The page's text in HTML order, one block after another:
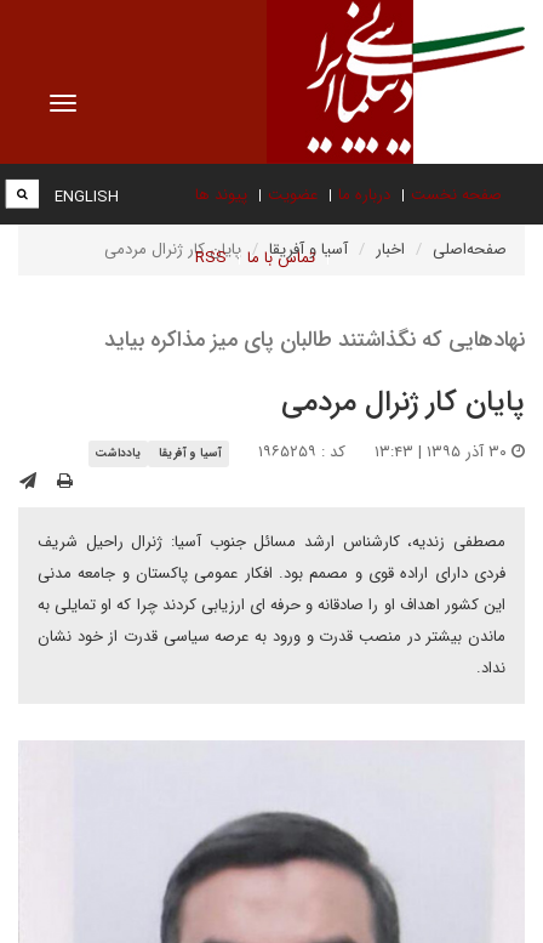
Toggle
صفحه نخست درباره ما عضویت پیوند ها
تماس با ما RSS
ENGLISH
صفحه‌اصلی اخبار آسیا و آفریقا پایان کار ژنرال مردمی
نهادهایی که نگذاشتند طالبان پای میز مذاکره بیاید
پایان کار ژنرال مردمی
کد : ۱۹۶۵۲۵۹ آسیا و آفریقا یادداشت
مصطفی زندیه، کارشناس ارشد مسائل جنوب آسیا: ژنرال راحیل شریف
فردی دارای اراده قوی و مصمم بود. افکار عمومی پاکستان و جامعه مدنی
این کشور اهداف او را صادقانه و حرفه ای ارزیابی کردند چرا که او تمایلی به
ماندن بیشتر در منصب قدرت و ورود به عرصه سیاسی قدرت از خود نشان
نداد.